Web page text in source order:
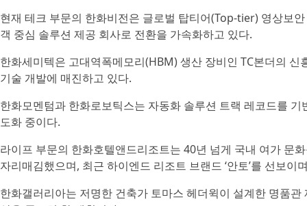
현재 테크 부문의 한화비전은 글로벌 탑티어(Top-tier) 영상보
객 중심 솔루션 제공 회사로 전환을 가속화하고 있다.
한화세미텍은 고대역폭메모리(HBM) 생산 장비인 TC본더의
기술 개발에 매진하고 있다.
한화모멘텀과 한화로보틱스는 자동화 솔루션 트랙 레코드를
도화 중이다.
라이프 부문의 한화호텔앤드리조트는 40년 넘게 국내 여가 문
자리매김했으며, 최근 하이엔드 리조트 브랜드 ‘안토’를 선보이
한화갤러리아는 저명한 건축가 토마스 헤더윅이 설계한 명품